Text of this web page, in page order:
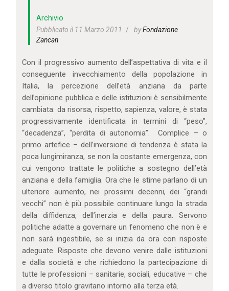
Archivio
Pubblicato il 11 Marzo 2011
byFondazione
Zancan
Con il progressivo aumento dell’aspettativa di vita e il
conseguente invecchiamento della popolazione in
Italia, la percezione dell’età anziana da parte
dell’opinione pubblica e delle istituzioni è sensibilmente
cambiata: da risorsa, rispetto, sapienza, valore, è stata
progressivamente identificata in termini di “peso”,
“decadenza”, “perdita di autonomia”. Complice – o
primo artefice – dell’inversione di tendenza è stata la
poca lungimiranza, se non la costante emergenza, con
cui vengono trattate le politiche a sostegno dell’età
anziana e della famiglia. Ora che le stime parlano di un
ulteriore aumento, nei prossimi decenni, dei “grandi
vecchi” non è più possibile continuare lungo la strada
della diffidenza, dell’inerzia e della paura. Servono
politiche adatte a governare un fenomeno che non è e
non sarà ingestibile, se si inizia da ora con risposte
adeguate. Risposte che devono venire dalle istituzioni
e dalla società e che richiedono la partecipazione di
tutte le professioni – sanitarie, sociali, educative – che
a diverso titolo gravitano intorno alla terza età.